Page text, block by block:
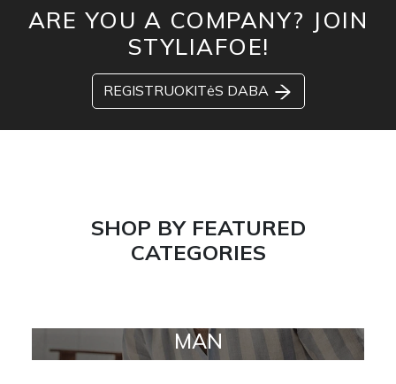
ARE YOU A COMPANY? JOIN
STYLIAFOE!
REGISTRUOKITėS DABA
SHOP BY FEATURED
CATEGORIES
MAN